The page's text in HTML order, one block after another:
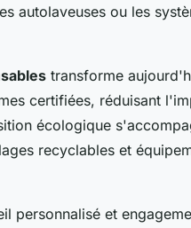
autolaveuses ou les
transforme
certifiées, réduisant
écologique
recyclables et
personnalisé et